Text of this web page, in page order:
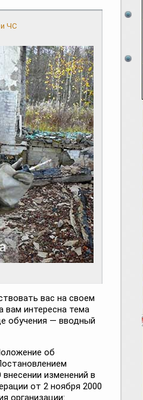
ЧС
вас на своем
вам интересна тема
обучения — вводный
об
изменений в
от 2 ноября 2000
организации: